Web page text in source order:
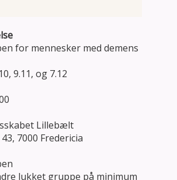
for mennesker med demens
9.11, og 7.12
Lillebælt
7000 Fredericia
lukket gruppe på minimum